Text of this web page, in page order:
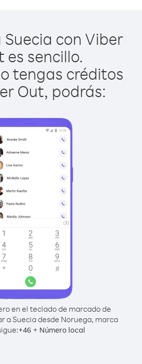
con Viber
es sencillo.
tengas créditos
Out, podrás:
en el teclado de marcado de
a Suecia desde Noruega, marca
+46 + Número local